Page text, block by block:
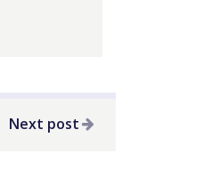
Next post